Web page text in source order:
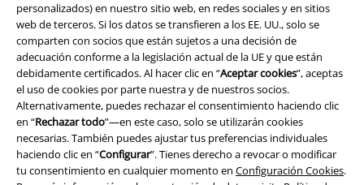
personalizados) en nuestro sitio web, en redes sociales y en sitios
web de terceros. Si los datos se transfieren a los EE. UU., solo se
comparten con socios que están sujetos a una decisión de
adecuación conforme a la legislación actual de la UE y que están
debidamente certificados. Al hacer clic en “Aceptar cookies”, aceptas
el uso de cookies por parte nuestra y de nuestros socios.
Alternativamente, puedes rechazar el consentimiento haciendo clic
en “Rechazar todo”—en este caso, solo se utilizarán cookies
necesarias. También puedes ajustar tus preferencias individuales
haciendo clic en “Configurar”. Tienes derecho a revocar o modificar
tu consentimiento en cualquier momento en Configuración Cookies.
Ley protección de datos
Eliminación de residuos y protección del medioambiente
Declaración de Conformidad
Información sobre accesibilidad
Configuración Cookies